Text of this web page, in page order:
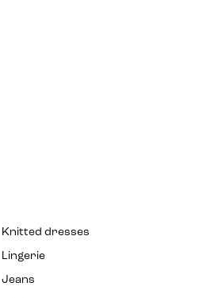
Knitted dresses
Lingerie
Jeans